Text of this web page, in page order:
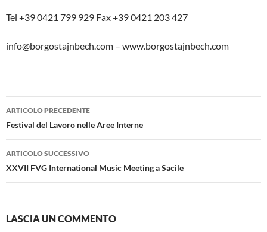
Tel +39 0421 799 929 Fax +39 0421 203 427
info@borgostajnbech.com – www.borgostajnbech.com
Navigazione
articolo
ARTICOLO PRECEDENTE
Festival del Lavoro nelle Aree Interne
ARTICOLO SUCCESSIVO
XXVII FVG International Music Meeting a Sacile
LASCIA UN COMMENTO